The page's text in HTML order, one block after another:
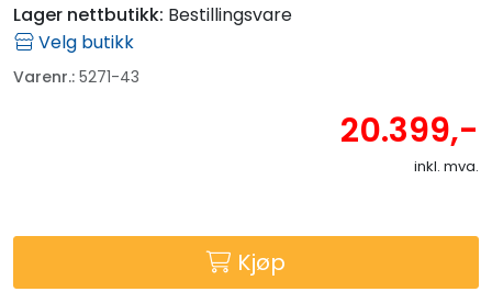
Lager nettbutikk: Bestillingsvare
Velg butikk
Varenr.: 5271-43
20.399,-
inkl. mva.
Kjøp